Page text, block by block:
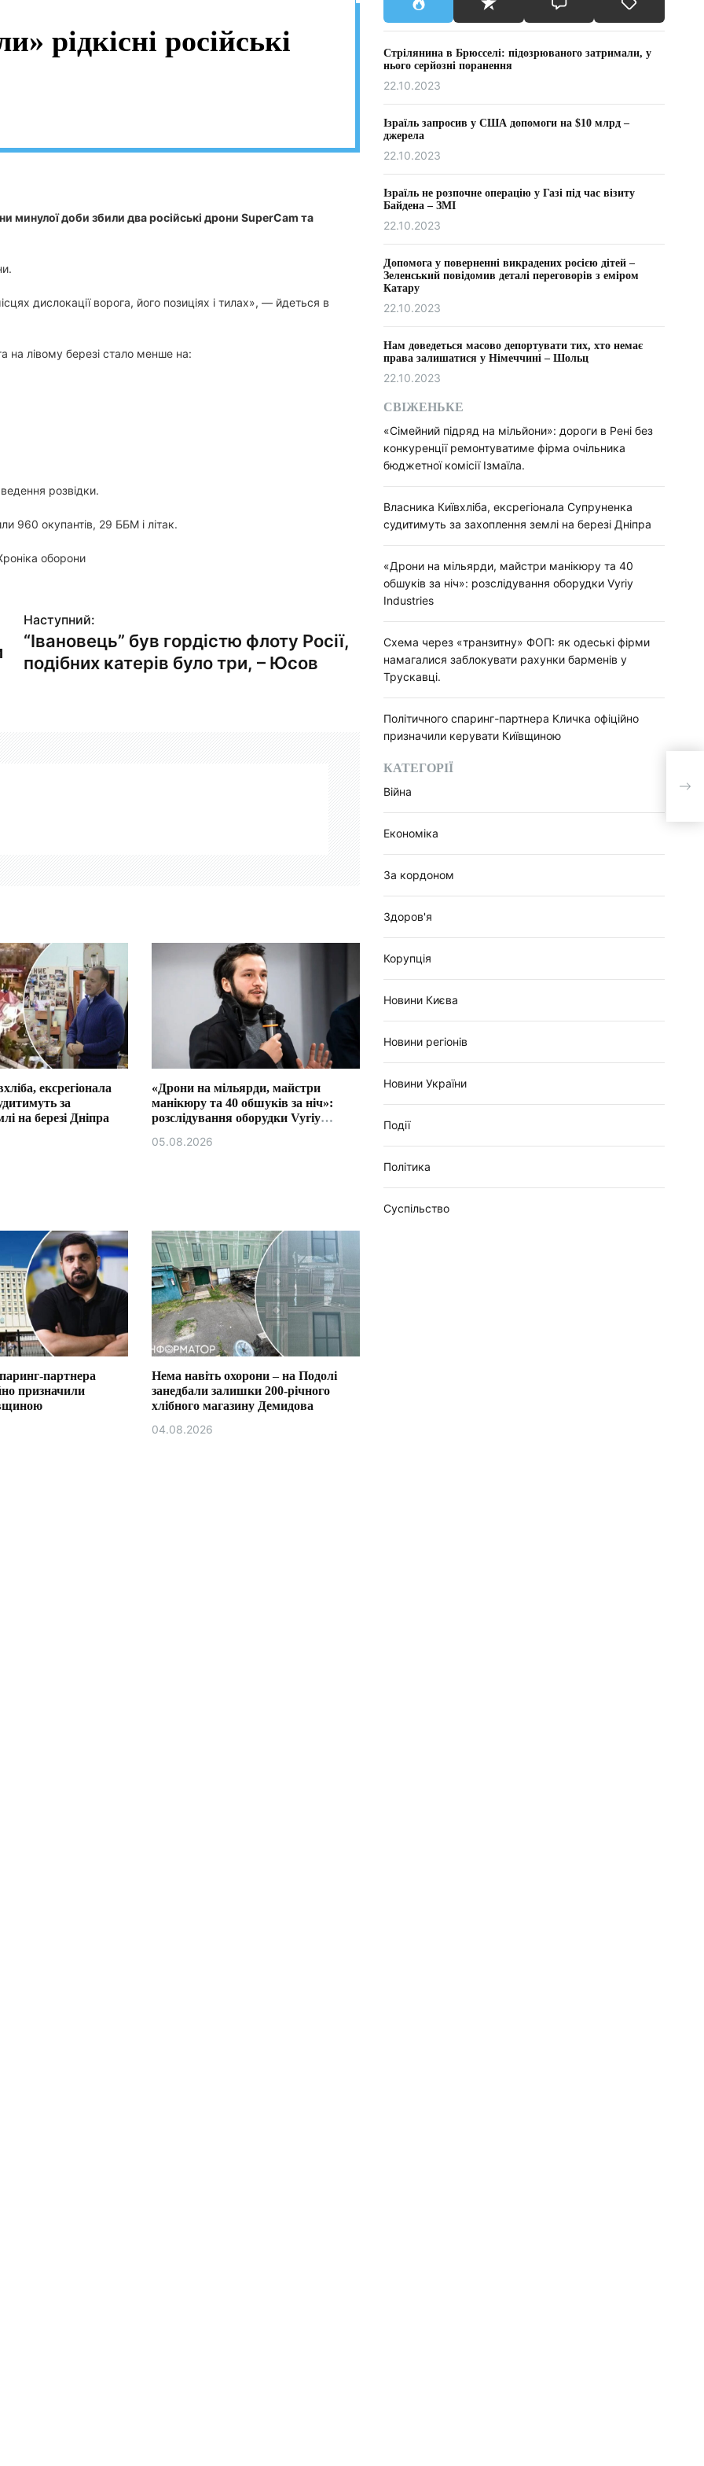
рідкісні російські
минулої доби збили два російські дрони SuperСam та
дислокації ворога, його позиціях і тилах», — йдеться в
на лівому березі стало менше на:
розвідки.
960 окупантів, 29 ББМ і літак.
оборони
Наступний:
“Івановець” був гордістю флоту Росії,
подібних катерів було три, – Юсов
ексрегіонала
за
на березі Дніпра
«Дрони на мільярди, майстри
манікюру та 40 обшуків за ніч»:
розслідування оборудки Vyriy
05.08.2026
партнера
призначили
Нема навіть охорони – на Подолі
занедбали залишки 200-річного
хлібного магазину Демидова
04.08.2026
Стрілянина в Брюсселі: підозрюваного затримали, у
нього серйозні поранення
22.10.2023
Ізраїль запросив у США допомоги на $10 млрд –
джерела
22.10.2023
Ізраїль не розпочне операцію у Газі під час візиту
Байдена – ЗМІ
22.10.2023
Допомога у поверненні викрадених росією дітей –
Зеленський повідомив деталі переговорів з еміром
Катару
22.10.2023
Нам доведеться масово депортувати тих, хто немає
права залишатися у Німеччині – Шольц
22.10.2023
СВІЖЕНЬКЕ
«Сімейний підряд на мільйони»: дороги в Рені без
конкуренції ремонтуватиме фірма очільника
бюджетної комісії Ізмаїла.
Власника Київхліба, ексрегіонала Супруненка
судитимуть за захоплення землі на березі Дніпра
«Дрони на мільярди, майстри манікюру та 40
обшуків за ніч»: розслідування оборудки Vyriy
Industries
Схема через «транзитну» ФОП: як одеські фірми
намагалися заблокувати рахунки барменів у
Трускавці.
Політичного спаринг-партнера Кличка офіційно
призначили керувати Київщиною
КАТЕГОРІЇ
Війна
Економіка
За кордоном
Здоров'я
Корупція
Новини Києва
Новини регіонів
Новини України
Події
Політика
Суспільство